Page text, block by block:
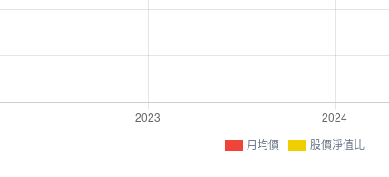
月均價 股價淨值比